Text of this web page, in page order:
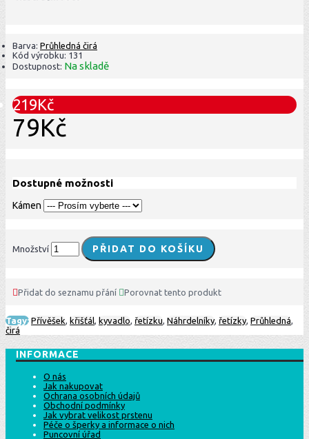
Barva: Průhledná čirá
Kód výrobku: 131
Dostupnost: Na skladě
219Kč
79Kč
Dostupné možnosti
Kámen
Množství PŘIDAT DO KOŠÍKU
Přidat do seznamu přání Porovnat tento produkt
Tagy: Přívěšek křišťál kyvadlo řetízku Náhrdelníky řetízky Průhledná
čirá
INFORMACE
O nás
Jak nakupovat
Ochrana osobních údajů
Obchodní podmínky
Jak vybrat velikost prstenu
Péče o šperky a informace o nich
Puncovní úřad